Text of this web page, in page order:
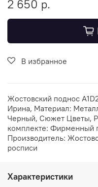
2 650 р.
В избранное
Жостовский поднос
Ирина, Материал:
Черный, Сюжет Цветы,
комплекте: Фирменный
Производитель:
росписи
Характеристики